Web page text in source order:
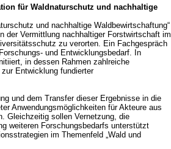
für Waldnaturschutz und nachhaltige
und nachhaltige Waldbewirtschaftung“
der Vermittlung nachhaltiger Forstwirtschaft im
zu verorten. Ein Fachgespräch
und Entwicklungsbedarf. In
in dessen Rahmen zahlreiche
Entwicklung fundierter
und dem Transfer dieser Ergebnisse in die
Anwendungsmöglichkeiten für Akteure aus
Gleichzeitig sollen Vernetzung, die
weiteren Forschungsbedarfs unterstützt
im Themenfeld „Wald und